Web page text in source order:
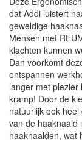
dat Addi luistert
geweldige
Mensen met
klachten kunnen
Dan voorkomt
ontspannen
langer met
kramp! Door de
natuurlijk ook
van de haaknaald
haaknaalden, wat